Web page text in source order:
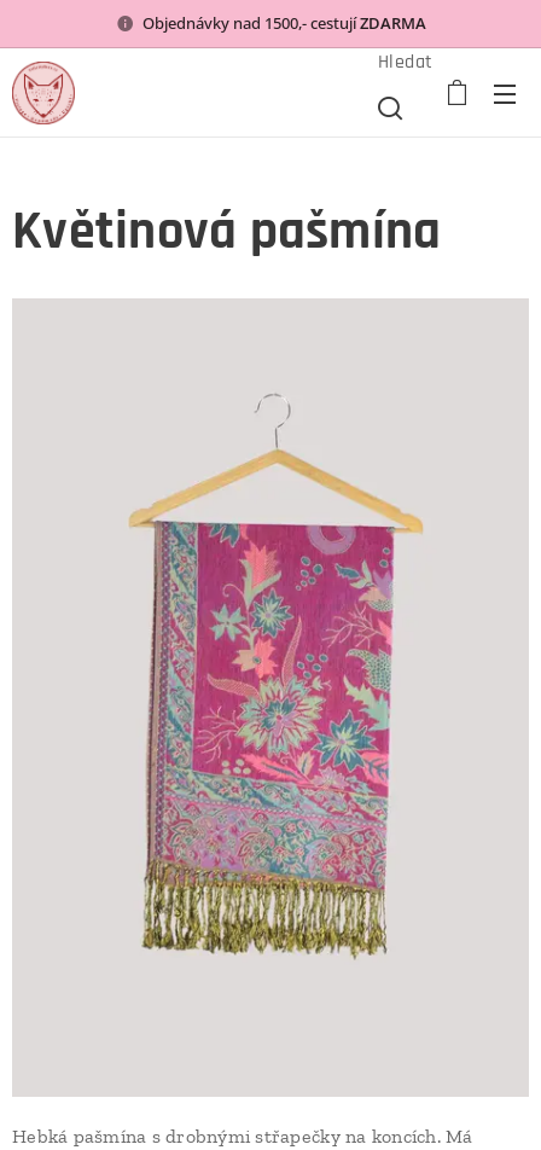
Objednávky nad 1500,- cestujíZDARMA
Hledat
Květinová pašmína
Hebká pašmína s drobnými střapečky na koncích. Má